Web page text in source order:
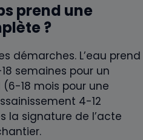
prend une
?
démarches. L’eau prend
semaines pour un
18 mois pour une
4-12
la signature de l’acte